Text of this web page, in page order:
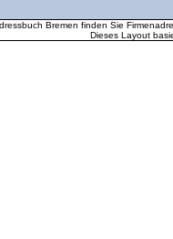
Bremen finden Sie
Dieses Layout